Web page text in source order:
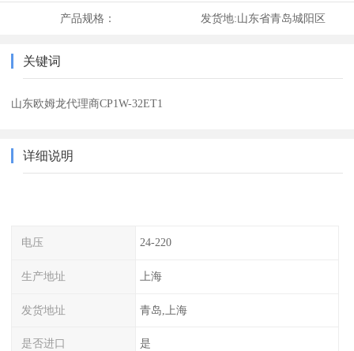
产品规格： 发货地:山东省青岛城阳区
关键词
山东欧姆龙代理商CP1W-32ET1
详细说明
电压 24-220
生产地址 上海
发货地址 青岛,上海
是否进口 是